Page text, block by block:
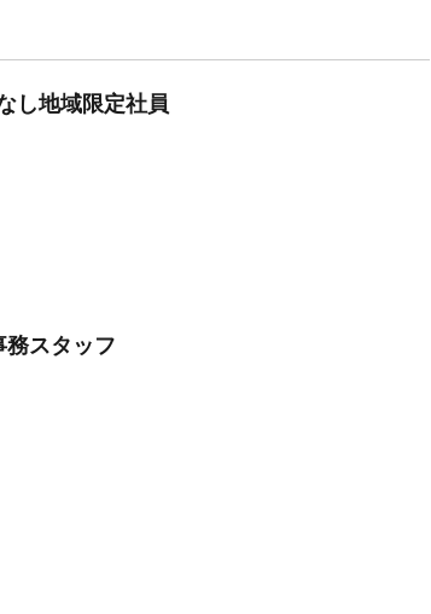
し地域限定社員
スタッフ